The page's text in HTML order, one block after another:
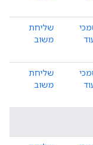
שליחת
משוב
שליחת
משוב